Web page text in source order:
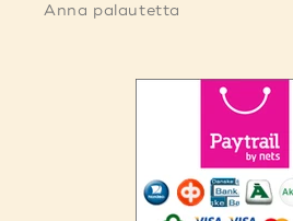
Anna palautetta